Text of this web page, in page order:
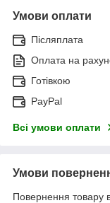
Умови оплати
Післяплата
Оплата на
Готівкою
PayPal
Всі умови оплати
Умови
Повернення товару